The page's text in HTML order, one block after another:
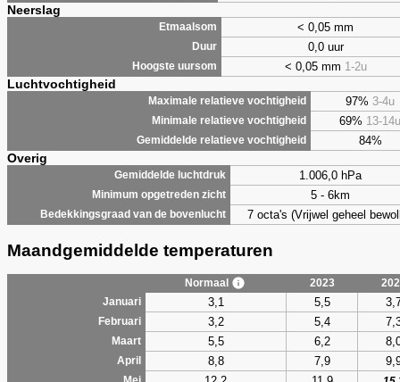
Neerslag
Etmaalsom < 0,05 mm
Duur 0,0 uur
Hoogste uursom < 0,05 mm 1-2u
Luchtvochtigheid
Maximale relatieve vochtigheid 97% 3-4u
Minimale relatieve vochtigheid 69% 13-14u
Gemiddelde relatieve vochtigheid 84%
Overig
Gemiddelde luchtdruk 1.006,0 hPa
Minimum opgetreden zicht 5 - 6km
Bedekkingsgraad van de bovenlucht 7 octa's (Vrijwel geheel
Maandgemiddelde temperaturen
Normaal 2023
Januari
3,1 5,5
Februari 3,2 5,4
Maart 5,5 6,2
April 8,8 7,9